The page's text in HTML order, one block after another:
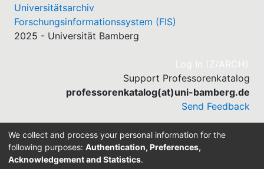
Universitätsarchiv
Forschungsinformationssystem (FIS)
2025 - Universität Bamberg
Log In (Z/ARCH)
Support Professorenkatalog
professorenkatalog(at)uni-bamberg.de
Send Feedback
Built withDSpace-CRIS software
We collect and process your personal information for the
following purposes: Authentication, Preferences,
Acknowledgement and Statistics.